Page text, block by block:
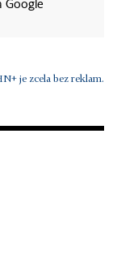
Google
je zcela bez reklam.